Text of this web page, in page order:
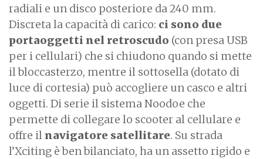
radiali e un disco posteriore da 240 mm.
Discreta la capacità di carico: ci sono due
portaoggetti nel retroscudo (con presa USB
per i cellulari) che si chiudono quando si mette
il bloccasterzo, mentre il sottosella (dotato di
luce di cortesia) può accogliere un casco e altri
oggetti. Di serie il sistema Noodoe che
permette di collegare lo scooter al cellulare e
offre il navigatore satellitare. Su strada
l’Xciting è ben bilanciato, ha un assetto rigido e